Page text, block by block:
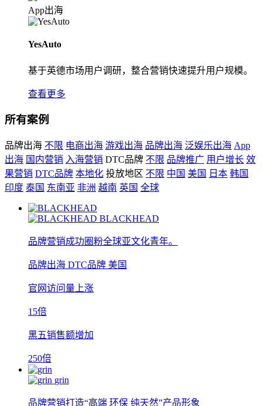
App出海
YesAuto
基于英德市场用户调研，整合营销快速提升用户规模。
查看更多
所有案例
品牌出海 不限 电商出海 游戏出海 品牌出海 泛娱乐出海 App
出海 国内营销 入海营销 DTC品牌 不限 品牌推广 用户增长 效
果营销 DTC品牌 本地化 投放地区 不限 中国 美国 日本 韩国
印度 泰国 东南亚 非洲 越南 英国 全球
BLACKHEAD
品牌营销成功圈粉全球亚文化青年。
品牌出海 DTC品牌 美国
官网访问量上涨
15倍
黑五销售额增加
250倍
grin
品牌营销打造“高端 环保 纯天然”产品形象